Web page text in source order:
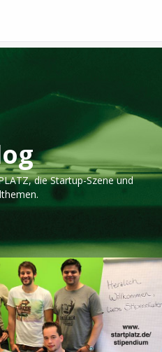
die Startup-Szene und